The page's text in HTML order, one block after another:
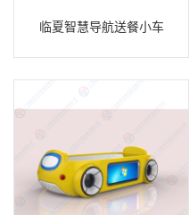
临夏智慧导航送餐小车